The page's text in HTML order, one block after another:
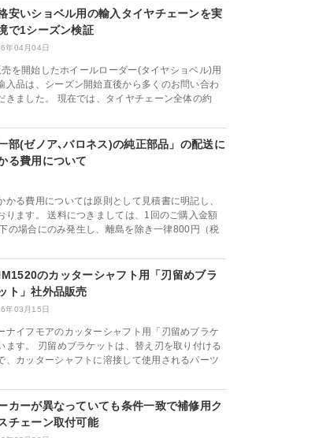
安いショベル用の輸入タイヤチェーンを実
で1シーズン検証
年04月04日
を開始したホイールローダー(タイヤショベル)用
入品は、シーズン開始直後から多くのお問い合わ
きました。 現在では、タイヤチェーン全体の約
一部(ゼノア､バロネス)の純正部品」の配送に
る費用について
かる費用については原則として見積書に明記し、
ります。 送料につきましては、1回のご購入金額
の場合にのみ発生し、離島を除き一律800円（税
のカッターシャフト用「刃留めブラ
ト」社外品販売
年03月15日
ナイフモアのカッターシャフト用「刃留めブラケ
ます。 刃留めブラケットは、替え刃を取り付ける
、カッターシャフトに溶接して使用されるパーツ
カーが異なっていても条件一致で補修用ク
チェーン取付可能